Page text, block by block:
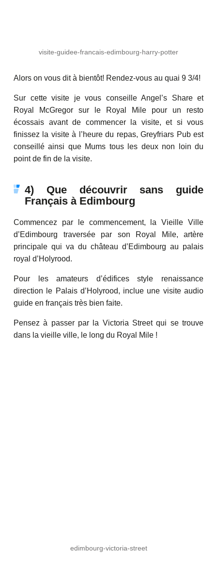
visite-guidee-francais-edimbourg-harry-potter
Alors on vous dit à bientôt! Rendez-vous au quai 9 3/4!
Sur cette visite je vous conseille Angel’s Share et
Royal McGregor sur le Royal Mile pour un resto
écossais avant de commencer la visite, et si vous
finissez la visite à l’heure du repas, Greyfriars Pub est
conseillé ainsi que Mums tous les deux non loin du
point de fin de la visite.
4) Que découvrir sans guide
Français à Edimbourg
Commencez par le commencement, la Vieille Ville
d’Edimbourg traversée par son Royal Mile, artère
principale qui va du château d’Edimbourg au palais
royal d’Holyrood.
Pour les amateurs d’édifices style renaissance
direction le Palais d’Holyrood, inclue une visite audio
guide en français très bien faite.
Pensez à passer par la Victoria Street qui se trouve
dans la vieille ville, le long du Royal Mile !
edimbourg-victoria-street